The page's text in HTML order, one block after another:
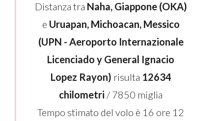
Distanza tra Naha, Giappone (OKA)
e Uruapan, Michoacan, Messico
(UPN - Aeroporto Internazionale
Licenciado y General Ignacio
Lopez Rayon) risulta 12634
chilometri / 7850 miglia
Tempo stimato del volo è 16 ore 12